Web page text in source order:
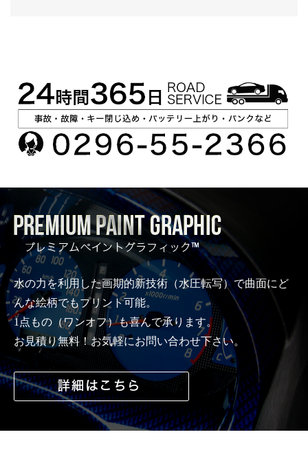
水の力を利用した画期的新技術（水圧転写）で曲面にど
んな絵柄でもプリント可能。
1点もの（ワンオフ）も喜んで承ります。
お見積り無料！お気軽にお問い合わせ下さい。